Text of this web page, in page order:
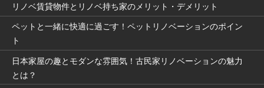
リノベ賃貸物件とリノベ持ち家のメリット・デメリット
ペットと一緒に快適に過ごす！ペットリノベーションのポイン
ト
日本家屋の趣とモダンな雰囲気！古民家リノベーションの魅力
とは？